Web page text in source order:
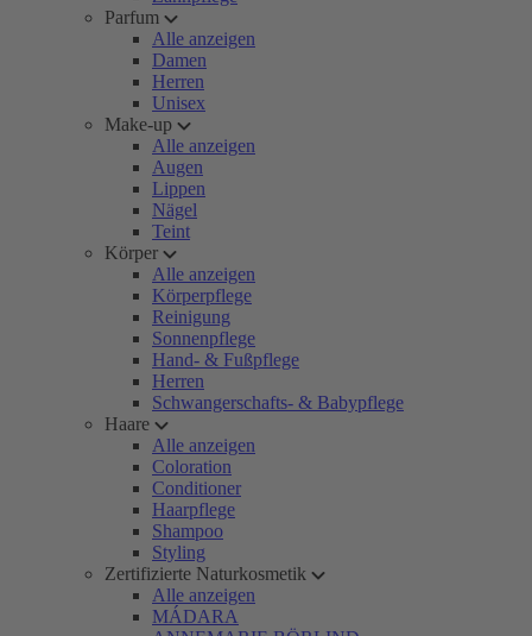
Parfum
Alle anzeigen
Damen
Herren
Unisex
Make-up
Alle anzeigen
Augen
Lippen
Nägel
Teint
Körper
Alle anzeigen
Körperpflege
Reinigung
Sonnenpflege
Hand- & Fußpflege
Herren
Schwangerschafts- & Babypflege
Haare
Alle anzeigen
Coloration
Conditioner
Haarpflege
Shampoo
Styling
Zertifizierte Naturkosmetik
Alle anzeigen
MÁDARA